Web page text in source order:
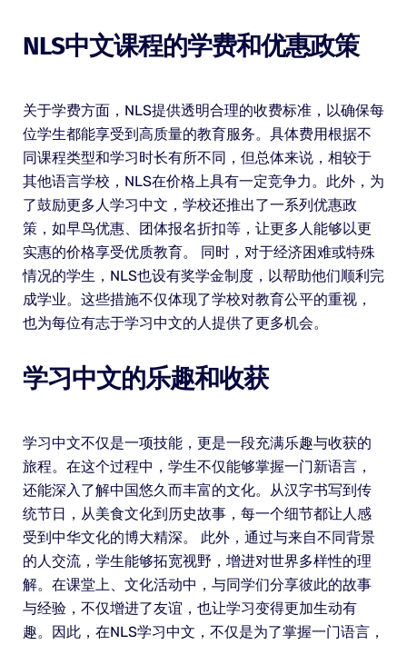
NLS中文课程的学费和优惠政策
关于学费方面，NLS提供透明合理的收费标准，以确保每
位学生都能享受到高质量的教育服务。具体费用根据不
同课程类型和学习时长有所不同，但总体来说，相较于
其他语言学校，NLS在价格上具有一定竞争力。此外，为
了鼓励更多人学习中文，学校还推出了一系列优惠政
策，如早鸟优惠、团体报名折扣等，让更多人能够以更
实惠的价格享受优质教育。 同时，对于经济困难或特殊
情况的学生，NLS也设有奖学金制度，以帮助他们顺利完
成学业。这些措施不仅体现了学校对教育公平的重视，
也为每位有志于学习中文的人提供了更多机会。
学习中文的乐趣和收获
学习中文不仅是一项技能，更是一段充满乐趣与收获的
旅程。在这个过程中，学生不仅能够掌握一门新语言，
还能深入了解中国悠久而丰富的文化。从汉字书写到传
统节日，从美食文化到历史故事，每一个细节都让人感
受到中华文化的博大精深。 此外，通过与来自不同背景
的人交流，学生能够拓宽视野，增进对世界多样性的理
解。在课堂上、文化活动中，与同学们分享彼此的故事
与经验，不仅增进了友谊，也让学习变得更加生动有
趣。因此，在NLS学习中文，不仅是为了掌握一门语言，